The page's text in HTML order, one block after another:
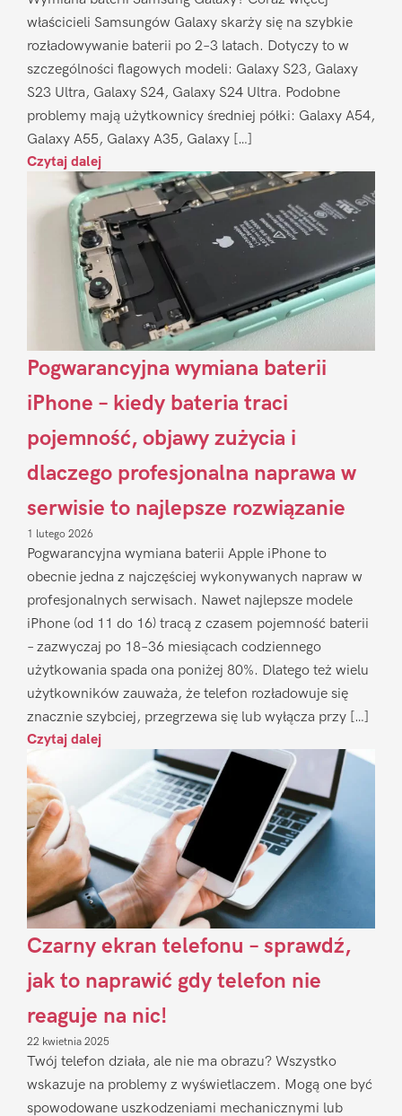
właścicieli Samsungów Galaxy skarży się na szybkie
rozładowywanie baterii po 2–3 latach. Dotyczy to w
szczególności flagowych modeli: Galaxy S23, Galaxy
S23 Ultra, Galaxy S24, Galaxy S24 Ultra. Podobne
problemy mają użytkownicy średniej półki: Galaxy A54,
Galaxy A55, Galaxy A35, Galaxy […]
Czytaj dalej
Pogwarancyjna wymiana baterii
iPhone – kiedy bateria traci
pojemność, objawy zużycia i
dlaczego profesjonalna naprawa w
serwisie to najlepsze rozwiązanie
1 lutego 2026
Pogwarancyjna wymiana baterii Apple iPhone to
obecnie jedna z najczęściej wykonywanych napraw w
profesjonalnych serwisach. Nawet najlepsze modele
iPhone (od 11 do 16) tracą z czasem pojemność baterii
– zazwyczaj po 18–36 miesiącach codziennego
użytkowania spada ona poniżej 80%. Dlatego też wielu
użytkowników zauważa, że telefon rozładowuje się
znacznie szybciej, przegrzewa się lub wyłącza przy […]
Czytaj dalej
Czarny ekran telefonu – sprawdź,
jak to naprawić gdy telefon nie
reaguje na nic!
22 kwietnia 2025
Twój telefon działa, ale nie ma obrazu? Wszystko
wskazuje na problemy z wyświetlaczem. Mogą one być
spowodowane uszkodzeniami mechanicznymi lub